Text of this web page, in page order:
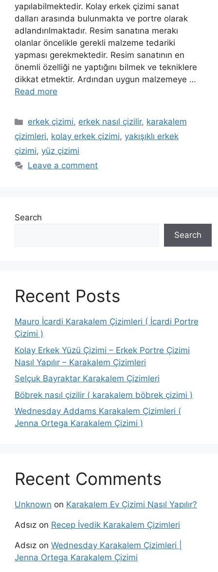
yapılabilmektedir. Kolay erkek çizimi sanat
dalları arasında bulunmakta ve portre olarak
adlandırılmaktadır. Resim sanatına merakı
olanlar öncelikle gerekli malzeme tedariki
yapması gerekmektedir. Resim sanatının en
önemli özelliği ne yaptığını bilmek ve tekniklere
dikkat etmektir. Ardından uygun malzemeye …
Read more
Categories
erkek çizimi, erkek nasıl çizilir, karakalem
çizimleri, kolay erkek çizimi, yakışıklı erkek
çizimi, yüz çizimi
Leave a comment
Search
Search
Recent Posts
Mauro İcardi Karakalem Çizimleri ( İcardi Portre
Çizimi )
Kolay Erkek Yüzü Çizimi – Erkek Portre Çizimi
Nasıl Yapılır – Karakalem Çizimleri
Selçuk Bayraktar Karakalem Çizimleri
Böbrek nasıl çizilir ( karakalem böbrek çizimi )
Wednesday Addams Karakalem Çizimleri (
Jenna Ortega Karakalem Çizimi )
Recent Comments
Unknown on Karakalem Ev Çizimi Nasıl Yapılır?
Adsız on Recep İvedik Karakalem Çizimleri
Adsız on Wednesday Karakalem Çizimleri |
Jenna Ortega Karakalem Çizimi